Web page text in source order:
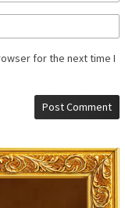
for the next time I